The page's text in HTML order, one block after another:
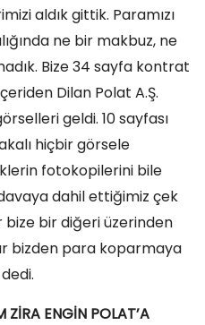
aldık gittik. Paramızı
ne bir makbuz, ne
Bize 34 sayfa kontrat
Dilan Polat A.Ş.
geldi. 10 sayfası
hiçbir görsele
fotokopilerini bile
dahil ettiğimiz çek
bir diğeri üzerinden
bizden para koparmaya
ENGİN POLAT’A